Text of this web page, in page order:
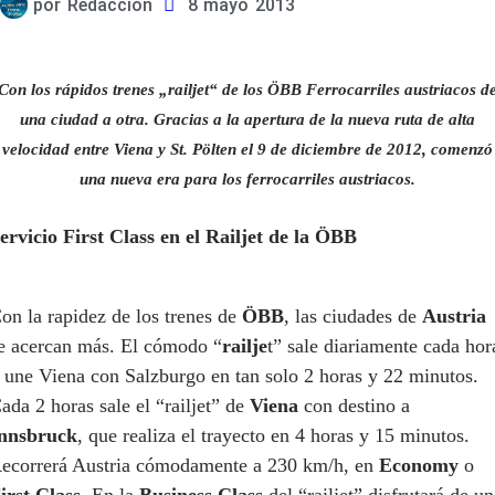
por Redacción 8 mayo 2013
los rápidos trenes „railjet“ de los ÖBB Ferrocarriles austriacos
una ciudad a otra. Gracias a la apertura de la nueva ruta de alta
velocidad entre Viena y St. Pölten el 9 de diciembre de 2012, comenzó
una nueva era para los ferrocarriles austriacos.
First Class en el Railjet de la ÖBB
la rapidez de los trenes de ÖBB, las ciudades de Austria
acercan más. El cómodo “railjet” sale diariamente cada
Viena con Salzburgo en tan solo 2 horas y 22 minutos.
2 horas sale el “railjet” de Viena con destino a
, que realiza el trayecto en 4 horas y 15 minutos.
Austria cómodamente a 230 km/h, en Economy o